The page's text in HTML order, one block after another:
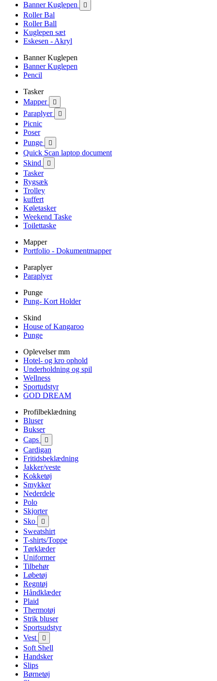
Banner Kuglepen

Roller Bal
Roller Ball
Kuglepen sæt
Eskesen - Akryl
Banner Kuglepen
Banner Kuglepen
Pencil
Tasker
Mapper

Paraplyer 
Picnic
Poser
Punge

Quick Scan laptop document
Skind

Tasker
Rygsæk
Trolley
kuffert
Køletasker
Weekend Taske
Toilettaske
Mapper
Portfolio - Dokumentmapper
Paraplyer
Paraplyer
Punge
Pung- Kort Holder
Skind
House of Kangaroo
Punge
Oplevelser mm
Hotel- og kro ophold
Underholdning og spil
Wellness
Sportudstyr
GOD DREAM
Profilbeklædning
Bluser
Bukser
Caps

Cardigan
Fritidsbeklædning
Jakker/veste
Kokketøj
Smykker
Nederdele
Polo
Skjorter
Sko

Sweatshirt
T-shirts/Toppe
Tørklæder
Uniformer
Tilbehør
Løbetøj
Regntøj
Håndklæder
Plaid
Thermotøj
Strik bluser
Sportsudstyr
Vest

Soft Shell
Handsker
Slips
Børnetøj